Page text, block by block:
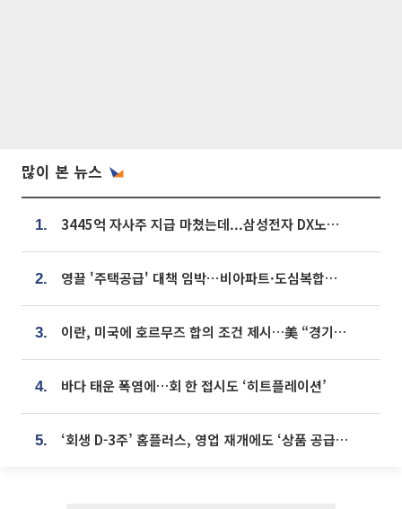
많이 본 뉴스
1. 3445억 자사주 지급 마쳤는데...삼성전자 DX노조, 뒤늦은 '떼쓰기 집회'
2. 영끌 '주택공급' 대책 임박⋯비아파트·도심복합까지 총동원
3. 이란, 미국에 호르무즈 합의 조건 제시…美 “경기 아직 안 끝나” [종합]
4. 바다 태운 폭염에…회 한 접시도 ‘히트플레이션’
5. ‘회생 D-3주’ 홈플러스, 영업 재개에도 ‘상품 공급망’ 복구가 생존 관건